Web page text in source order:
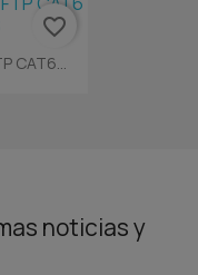
CAT6...
favorite_border
noticias y